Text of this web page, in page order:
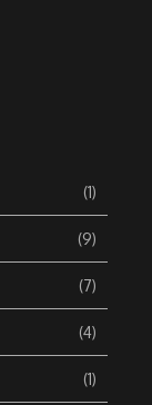
(1)
(9)
(7)
(4)
(1)